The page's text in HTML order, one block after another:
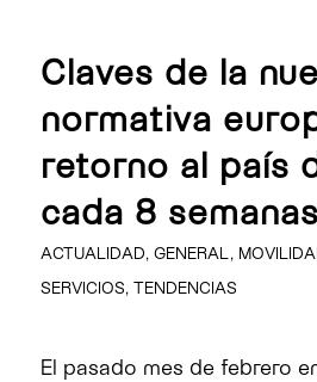
Claves de la
normativa
retorno al país
cada 8 semanas
ACTUALIDAD, GENERAL ,
SERVICIOS, TENDENCIAS
El pasado mes de febrero